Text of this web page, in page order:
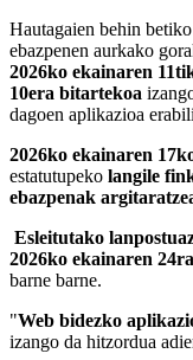
Hautagaien behin
ebazpenen aurkako
2026ko ekainaren
10era bitartekoa
dagoen aplikazioa
2026ko ekainaren
estatutupeko langile
ebazpenak
Esleitutako
2026ko ekainaren 24ra
barne barne.
"Web bidezko
izango da hitzordua